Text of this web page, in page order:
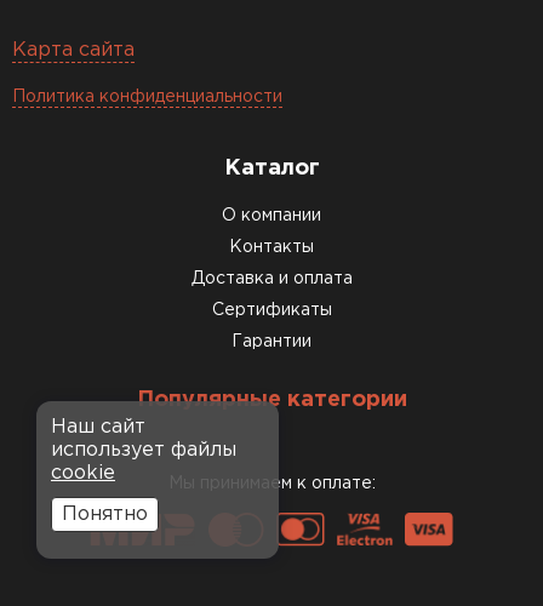
Карта сайта
Политика конфиденциальности
Каталог
О компании
Контакты
Доставка и оплата
Сертификаты
Гарантии
Популярные категории
Мы принимаем к оплате:
Наш сайт
использует файлы
cookie
Понятно